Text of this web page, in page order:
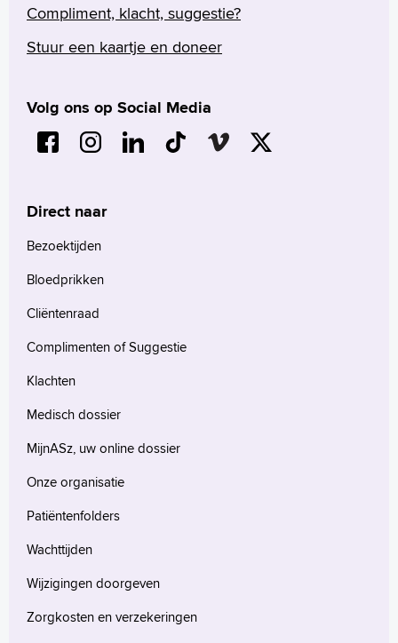
Compliment, klacht, suggestie?
Stuur een kaartje en doneer
Volg ons op Social Media
Direct naar
Bezoektijden
Bloedprikken
Cliëntenraad
Complimenten of Suggestie
Klachten
Medisch dossier
MijnASz, uw online dossier
Onze organisatie
Patiëntenfolders
Wachttijden
Wijzigingen doorgeven
Zorgkosten en verzekeringen